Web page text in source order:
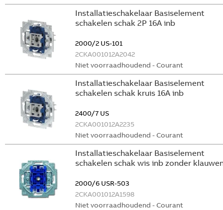
Installatieschakelaar Basiselement
schakelen schak 2P 16A inb
2000/2 US-101
2CKA001012A2042
Niet voorraadhoudend - Courant
Installatieschakelaar Basiselement
schakelen schak kruis 16A inb
2400/7 US
2CKA001012A2235
Niet voorraadhoudend - Courant
Installatieschakelaar Basiselement
schakelen schak wis inb zonder
2000/6 USR-503
2CKA001012A1598
Niet voorraadhoudend - Courant